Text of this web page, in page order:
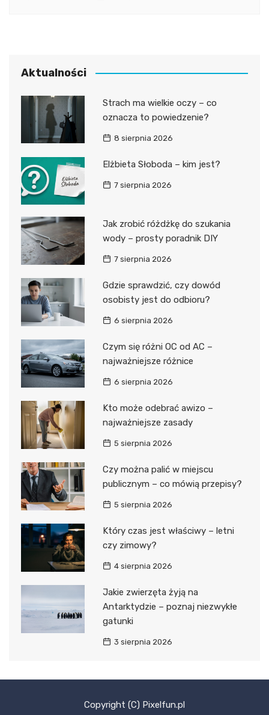
Aktualności
Strach ma wielkie oczy – co
oznacza to powiedzenie?
8 sierpnia 2026
Elżbieta Słoboda – kim jest?
7 sierpnia 2026
Jak zrobić różdżkę do szukania
wody – prosty poradnik DIY
7 sierpnia 2026
Gdzie sprawdzić, czy dowód
osobisty jest do odbioru?
6 sierpnia 2026
Czym się różni OC od AC –
najważniejsze różnice
6 sierpnia 2026
Kto może odebrać awizo –
najważniejsze zasady
5 sierpnia 2026
Czy można palić w miejscu
publicznym – co mówią przepisy?
5 sierpnia 2026
Który czas jest właściwy – letni
czy zimowy?
4 sierpnia 2026
Jakie zwierzęta żyją na
Antarktydzie – poznaj niezwykłe
gatunki
3 sierpnia 2026
Copyright (C) Pixelfun.pl